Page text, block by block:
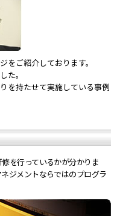
をご紹介しております。
た。
を持たせて実施している事例
を行っているかが分かりま
ジメントならではのプログラ